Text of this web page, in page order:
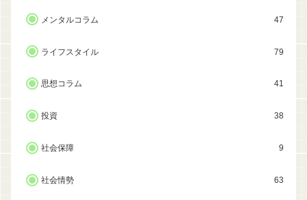
メンタルコラム 47
ライフスタイル 79
思想コラム 41
投資 38
社会保障 9
社会情勢 63